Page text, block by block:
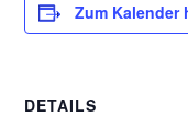
Zum Kalender
DETAILS